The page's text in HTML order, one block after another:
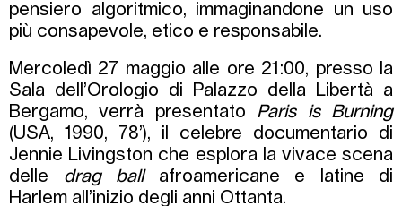
pensiero algoritmico, immaginandone un uso
più consapevole, etico e responsabile.
Mercoledì 27 maggio alle ore 21:00, presso la
Sala dell’Orologio di Palazzo della Libertà a
Bergamo, verrà presentato Paris is Burning
(USA, 1990, 78’), il celebre documentario di
Jennie Livingston che esplora la vivace scena
delle drag ballafroamericane e latine di
Harlem all’inizio degli anni Ottanta.